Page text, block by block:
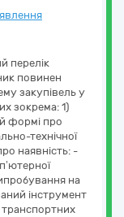
перелік
повинен
закупівель у
зокрема: 1)
формі про
технічної
наявність: -
на
інструмент